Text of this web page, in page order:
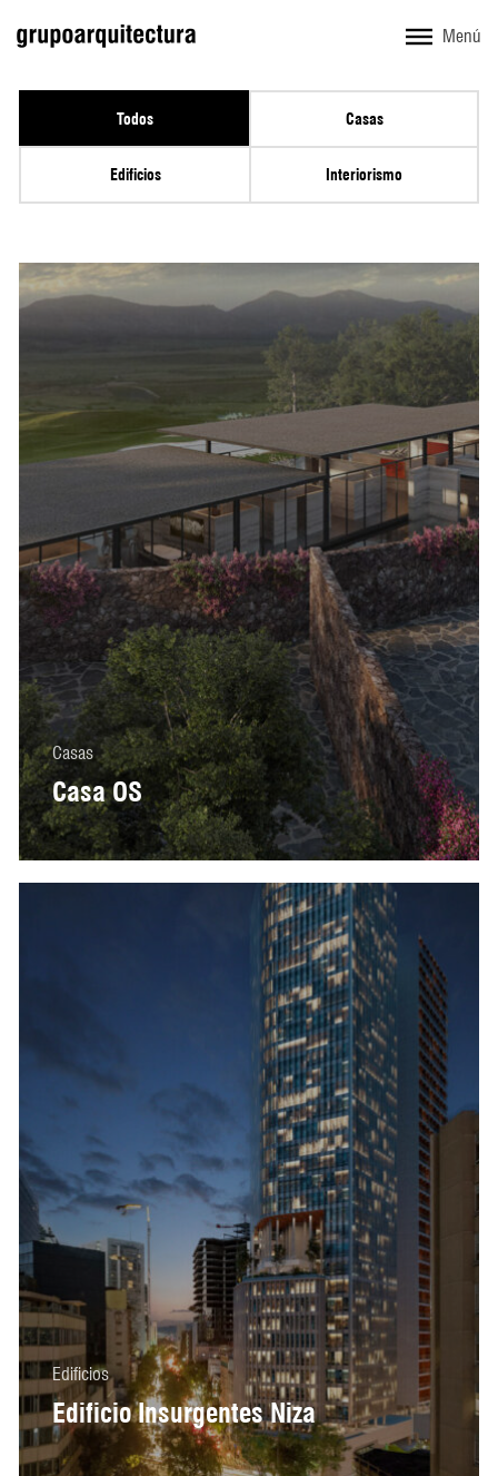
Menú
Todos Casas
Edificios Interiorismo
Casas
Casa OS
Edificios
Edificio Insurgentes Niza